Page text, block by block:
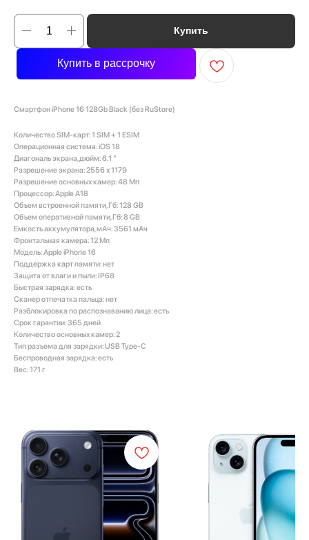
Купить
Купить в рассрочку
Смартфон iPhone 16 128Gb Black (без RuStore)
Количество SIM-карт: 1 SIM + 1 ESIM
Операционная система: iOS 18
Диагональ экрана, дюйм: 6.1 "
Разрешение экрана: 2556 х 1179
Разрешение основных камер: 48 Мп
Процессор: Apple A18
Объем встроенной памяти, Гб: 128 GB
Объем оперативной памяти, Гб: 8 GB
Емкость аккумулятора, мАч: 3561 мАч
Фронтальная камера: 12 Мп
Модель: Apple iPhone 16
Поддержка карт памяти: нет
Защита от влаги и пыли: IP68
Быстрая зарядка: есть
Сканер отпечатка пальца: нет
Разблокировка по распознаванию лица: есть
Срок гарантии: 365 дней
Количество основных камер: 2
Тип разъема для зарядки: USB Type-C
Беспроводная зарядка: есть
Вес: 171 г